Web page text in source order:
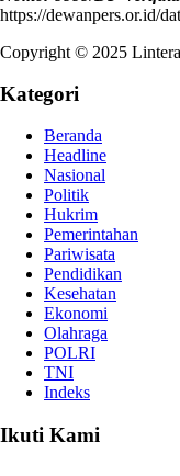
https://dewanpers.or.id/
Copyright © 2025
Kategori
Beranda
Headline
Nasional
Politik
Hukrim
Pemerintahan
Pariwisata
Pendidikan
Kesehatan
Ekonomi
Olahraga
POLRI
TNI
Indeks
Ikuti Kami